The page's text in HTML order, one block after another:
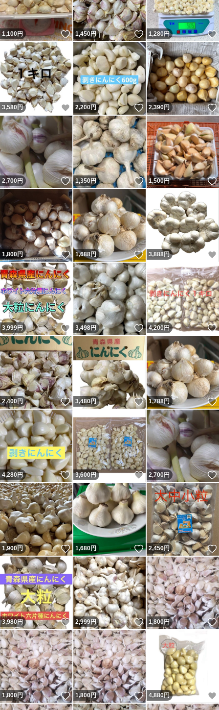
1,100円 いいね！
1,450円 いいね！
1,280円
3,580円 いいね！
2,200円 いいね！
2,390円
2,700円 いいね！
1,350円 いいね！
1,500円
1,800円 いいね！
1,688円 いいね！
3,888円
3,999円 いいね！
3,498円 いいね！
4,200円
2,400円 いいね！
3,480円 いいね！
1,788円
4,280円 いいね！
3,600円 いいね！
2,700円
1,900円 いいね！
1,680円 いいね！
2,450円
3,980円 いいね！
2,999円 いいね！
1,800円
1,800円 いいね！
1,800円 いいね！
4,880円